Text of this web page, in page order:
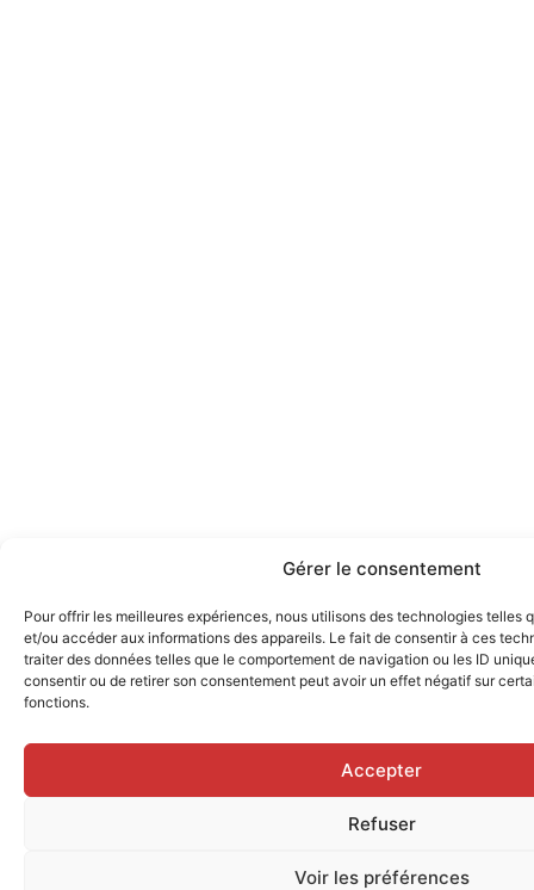
Gérer le consentement
Pour offrir les meilleures expériences, nous utilisons des technologies telles
et/ou accéder aux informations des appareils. Le fait de consentir à ces
traiter des données telles que le comportement de navigation ou les ID
consentir ou de retirer son consentement peut avoir un effet négatif sur
fonctions.
Accepter
Refuser
Voir les préférences